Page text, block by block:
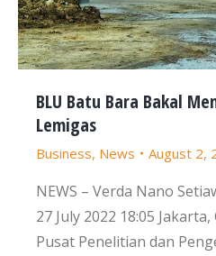
BLU Batu Bara Bakal
Lemigas
Business, News August 2,
NEWS – Verda Nano
27 July 2022 18:05
Pusat Penelitian dan